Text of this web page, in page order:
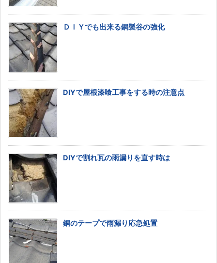
ＤＩＹでも出来る銅製谷の強化
DIYで屋根漆喰工事をする時の注意点
DIYで割れ瓦の雨漏りを直す時は
銅のテープで雨漏り応急処置